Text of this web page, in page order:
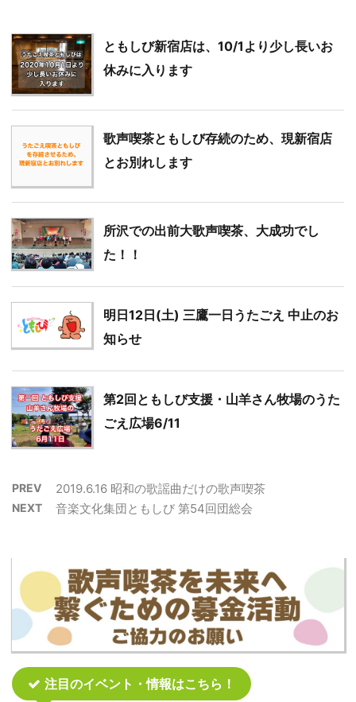
ともしび新宿店は、10/1より少し長いお
休みに入ります
歌声喫茶ともしび存続のため、現新宿店
とお別れします
所沢での出前大歌声喫茶、大成功でし
た！！
明日12日(土) 三鷹一日うたごえ 中止のお
知らせ
第2回ともしび支援・山羊さん牧場のうた
ごえ広場6/11
PREV 2019.6.16 昭和の歌謡曲だけの歌声喫茶
NEXT 音楽文化集団ともしび 第54回団総会
注目のイベント・情報はこちら！